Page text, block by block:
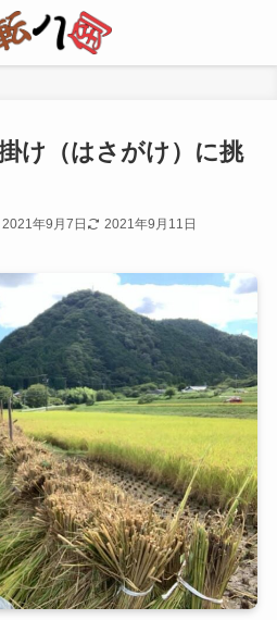
け（はさがけ）に挑
2021年9月7日 2021年9月11日